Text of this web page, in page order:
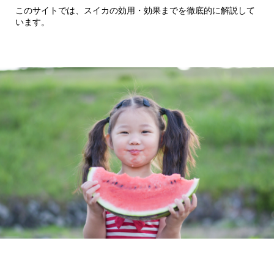
このサイトでは、スイカの効用・効果までを徹底的に解説して
います。